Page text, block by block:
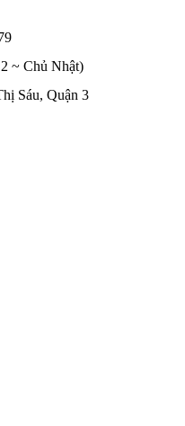
~ Chủ Nhật)
Sáu, Quận 3